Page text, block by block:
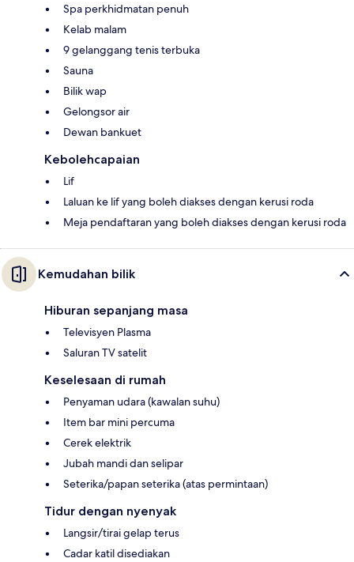
Spa perkhidmatan penuh
Kelab malam
9 gelanggang tenis terbuka
Sauna
Bilik wap
Gelongsor air
Dewan bankuet
Kebolehcapaian
Lif
Laluan ke lif yang boleh diakses dengan kerusi roda
Meja pendaftaran yang boleh diakses dengan kerusi roda
Kemudahan bilik
Hiburan sepanjang masa
Televisyen Plasma
Saluran TV satelit
Keselesaan di rumah
Penyaman udara (kawalan suhu)
Item bar mini percuma
Cerek elektrik
Jubah mandi dan selipar
Seterika/papan seterika (atas permintaan)
Tidur dengan nyenyak
Langsir/tirai gelap terus
Cadar katil disediakan